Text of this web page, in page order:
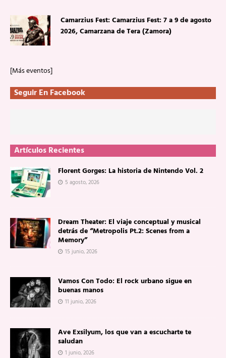
Camarzius Fest: Camarzius Fest: 7 a 9 de agosto
2026, Camarzana de Tera (Zamora)
[Más eventos]
Seguir En Facebook
Artículos Recientes
Florent Gorges: La historia de Nintendo Vol. 2
5 agosto, 2026
Dream Theater: El viaje conceptual y musical
detrás de “Metropolis Pt.2: Scenes from a
Memory”
15 junio, 2026
Vamos Con Todo: El rock urbano sigue en
buenas manos
11 junio, 2026
Ave Exsilyum, los que van a escucharte te
saludan
1 junio, 2026